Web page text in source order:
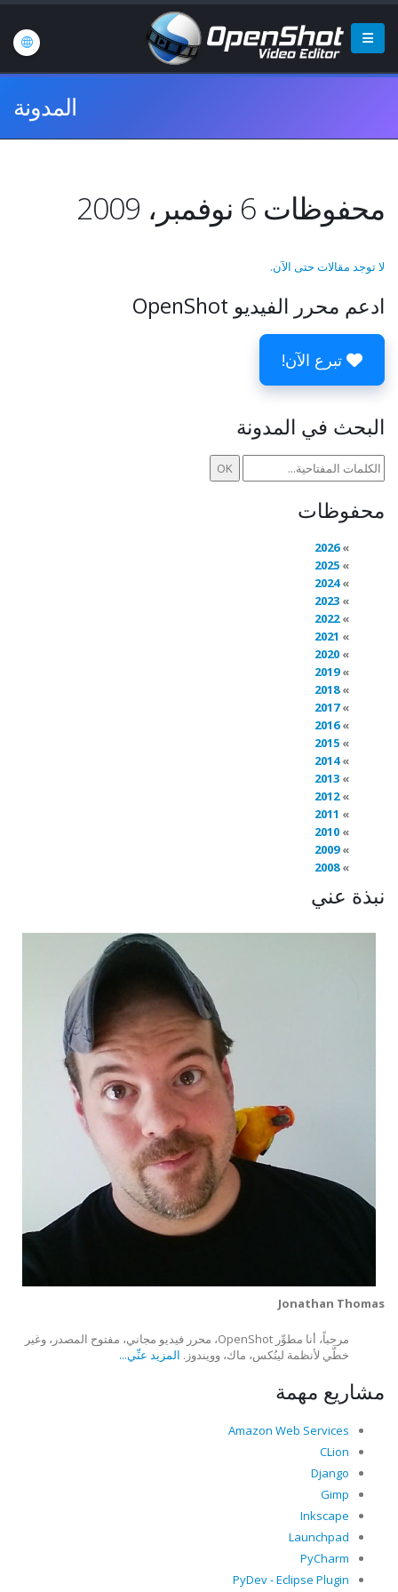
المدونة
محفوظات 6 نوفمبر، 2009
لا توجد مقالات حتى الآن.
ادعم محرر الفيديو OpenShot
تبرع الآن!
البحث في المدونة
محفوظات
2026
2025
2024
2023
2022
2021
2020
2019
2018
2017
2016
2015
2014
2013
2012
2011
2010
2009
2008
نبذة عني
Jonathan Thomas
مرحباً، أنا مطوِّر OpenShot، محرر فيديو مجاني، مفتوح المصدر، وغير
خطَّي لأنظمة لينُكس، ماك، وويندوز. المزيد عنِّي...
مشاريع مهمة
Amazon Web Services
CLion
Django
Gimp
Inkscape
Launchpad
PyCharm
PyDev - Eclipse Plugin